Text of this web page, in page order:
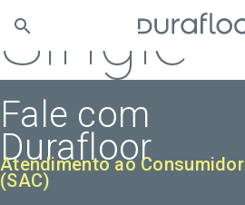
Single
Fale com
Durafloor
Atendimento ao Consumidor
(SAC)